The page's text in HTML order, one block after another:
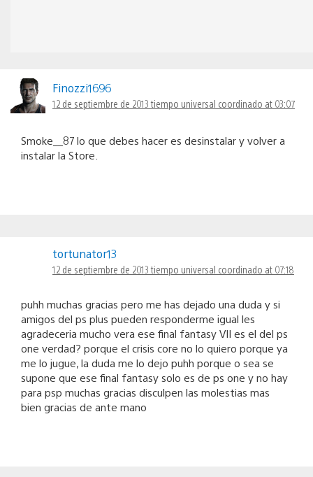
Finozzi1696
12 de septiembre de 2013 tiempo universal coordinado at 03:07
Smoke__87 lo que debes hacer es desinstalar y volver a
instalar la Store.
tortunator13
12 de septiembre de 2013 tiempo universal coordinado at 07:18
puhh muchas gracias pero me has dejado una duda y si
amigos del ps plus pueden responderme igual les
agradeceria mucho vera ese final fantasy VII es el del ps
one verdad? porque el crisis core no lo quiero porque ya
me lo jugue, la duda me lo dejo puhh porque o sea se
supone que ese final fantasy solo es de ps one y no hay
para psp muchas gracias disculpen las molestias mas
bien gracias de ante mano